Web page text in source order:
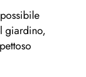
giardino,